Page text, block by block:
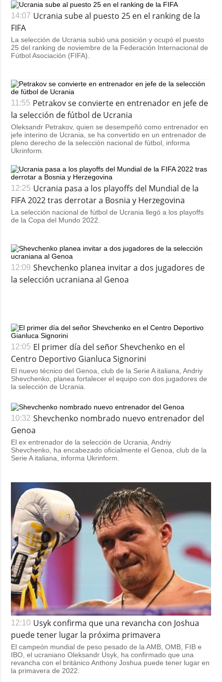
14:07 Ucrania sube al puesto 25 en el ranking de la
FIFA
La selección de Ucrania subió una posición y ocupó el puesto
25 del ranking de noviembre de la Federación Internacional de
Fútbol Asociación​ (FIFA).
11:55 Petrakov se convierte en entrenador en jefe de
la selección de fútbol de Ucrania
Oleksandr Petrakov, quien se desempeñó como entrenador en
jefe interino de Ucrania, se ha convertido en un entrenador de
pleno derecho de la selección nacional de fútbol, informa
Ukrinform.
12:25 Ucrania pasa a los playoffs del Mundial de la
FIFA 2022 tras derrotar a Bosnia y Herzegovina
La selección nacional de fútbol de Ucrania llegó a los playoffs
de la Copa del Mundo 2022.
12:09 Shevchenko planea invitar a dos jugadores de
la selección ucraniana al Genoa
12:05 El primer día del señor Shevchenko en el
Centro Deportivo Gianluca Signorini
El nuevo técnico del Genoa, club de la Serie A italiana, Andriy
Shevchenko, planea fortalecer el equipo con dos jugadores de
la selección de Ucrania.
10:32 Shevchenko nombrado nuevo entrenador del
Genoa
El ex entrenador de la selección de Ucrania, Andriy
Shevchenko, ha encabezado oficialmente el Genoa, club de la
Serie A italiana, informa Ukrinform.
12:10 Usyk confirma que una revancha con Joshua
puede tener lugar la próxima primavera
El campeón mundial de peso pesado de la AMB, OMB, FIB e
IBO, el ucraniano Oleksandr Usyk, ha confirmado que una
revancha con el británico Anthony Joshua puede tener lugar en
la primavera de 2022.